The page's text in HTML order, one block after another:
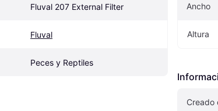
Fluval 207 External Filter
Fluval
Peces y Reptiles
Ancho
Altura
Creado